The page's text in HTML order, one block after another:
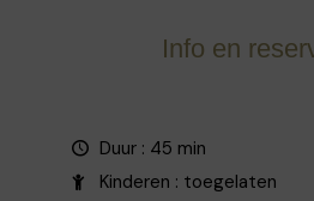
Info en
Duur : 45 min
Kinderen : toegelaten